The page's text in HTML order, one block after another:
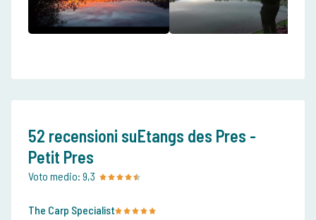
52 recensioni suEtangs des Pres -
Petit Pres
Voto medio: 9,3
The Carp Specialist